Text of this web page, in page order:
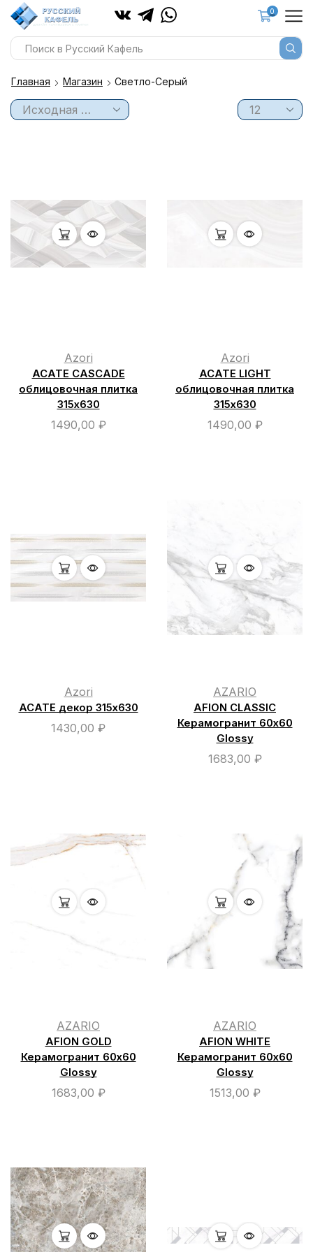
0
Главная Магазин Светло-Серый
Azori
ACATE CASCADE
облицовочная плитка
315х630
1490,00 ₽
Azori
ACATE LIGHT
облицовочная плитка
315х630
1490,00 ₽
Azori
ACATE декор 315х630
1430,00 ₽
AZARIO
AFION CLASSIC
Керамогранит 60х60
Glossy
1683,00 ₽
AZARIO
AFION GOLD
Керамогранит 60х60
Glossy
1683,00 ₽
AZARIO
AFION WHITE
Керамогранит 60х60
Glossy
1513,00 ₽